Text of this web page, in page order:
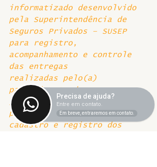
informatizado desenvolvido
pela Superintendência de
Seguros Privados – SUSEP
para registro,
acompanhamento e controle
das entregas
realizadas pelo(a)
participante do programa.
§1º Caberá ao(à)
participante manter o
cadastro e registro dos
Precisa de ajuda?
Entre em contato.
Em breve, entraremos em contato.